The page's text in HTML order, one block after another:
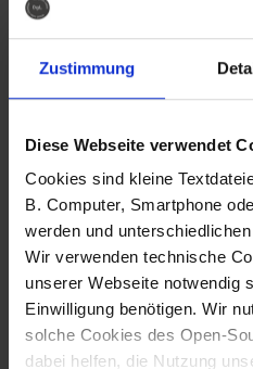
Zustimmung
Diese Webseite verwendet
Cookies sind kleine
B. Computer, Smartphone
werden und
Wir verwenden technische
unserer Webseite notwendig
Einwilligung benötigen. Wir
solche Cookies des Open-
dabei helfen, die Nutzung
Fotografo: Lorenz
Sternbach
Download